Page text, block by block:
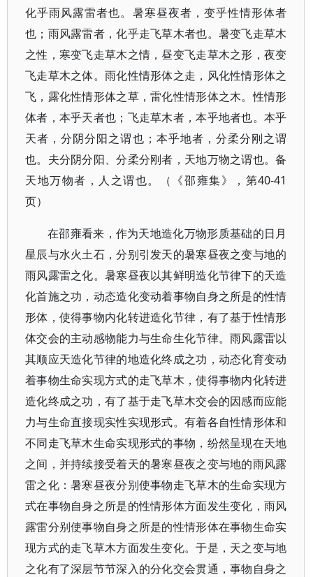
化乎雨风露雷者也。暑寒昼夜者，变乎性情形体者
也；雨风露雷者，化乎走飞草木者也。暑变飞走草木
之性，寒变飞走草木之情，昼变飞走草木之形，夜变
飞走草木之体。雨化性情形体之走，风化性情形体之
飞，露化性情形体之草，雷化性情形体之木。性情形
体者，本乎天者也；飞走草木者，本乎地者也。本乎
天者，分阴分阳之谓也；本乎地者，分柔分刚之谓
也。夫分阴分阳、分柔分刚者，天地万物之谓也。备
天地万物者，人之谓也。（《邵雍集》，第40-41
页）
在邵雍看来，作为天地造化万物形质基础的日月
星辰与水火土石，分别引发天的暑寒昼夜之变与地的
雨风露雷之化。暑寒昼夜以其鲜明造化节律下的天造
化首施之功，动态造化变动着事物自身之所是的性情
形体，使得事物内化转进造化节律，有了基于性情形
体交会的主动感物能力与生命生化节律。雨风露雷以
其顺应天造化节律的地造化终成之功，动态化育变动
着事物生命实现方式的走飞草木，使得事物内化转进
造化终成之功，有了基于走飞草木交会的因感而应能
力与生命直接现实性实现形式。有着各自性情形体和
不同走飞草木生命实现形式的事物，纷然呈现在天地
之间，并持续接受着天的暑寒昼夜之变与地的雨风露
雷之化：暑寒昼夜分别使事物走飞草木的生命实现方
式在事物自身之所是的性情形体方面发生变化，雨风
露雷分别使事物自身之所是的性情形体在事物生命实
现方式的走飞草木方面发生变化。于是，天之变与地
之化有了深层节节深入的分化交会贯通，事物自身之